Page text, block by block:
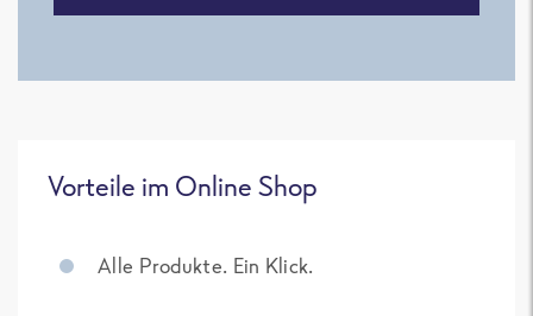
Vorteile im Online Shop
Alle Produkte. Ein Klick.